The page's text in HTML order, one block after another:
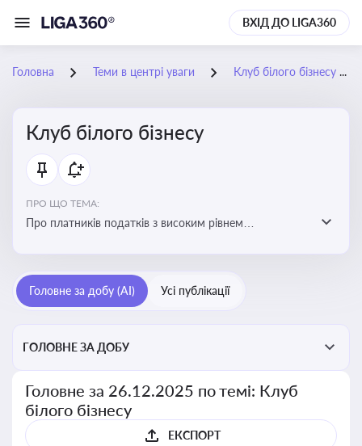
ВХІД ДО LIGA360
Головна Теми в центрі уваги Клуб білого бізнесу
Клуб білого бізнесу
ПРО ЩО ТЕМА:
Про платників податків з високим рівнем
Головне за добу (AI) Усі публікації
ГОЛОВНЕ ЗА ДОБУ
Головне за 26.12.2025 по темі: Клуб
білого бізнесу
ЕКСПОРТ